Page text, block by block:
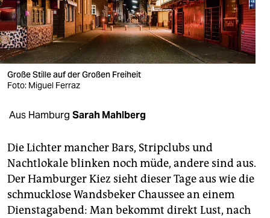
nord
wahrheit
verlag
verlag
veranstaltungen
fragen & hilfe
unterstützen
abo
Große Stille auf der Großen Freiheit
Foto: Miguel Ferraz
Aus Hamburg Sarah Mahlberg
Die Lichter mancher Bars, Stripclubs und
Nachtlokale blinken noch müde, andere sind aus.
Der Hamburger Kiez sieht dieser Tage aus wie die
schmucklose Wandsbeker Chaussee an einem
Dienstagabend: Man bekommt direkt Lust, nach